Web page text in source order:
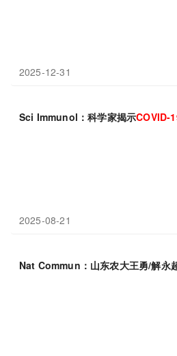
2025-12-31
Sci Immunol：科学家揭示COVID-
2025-08-21
Nat Commun：山东农大王勇/解永